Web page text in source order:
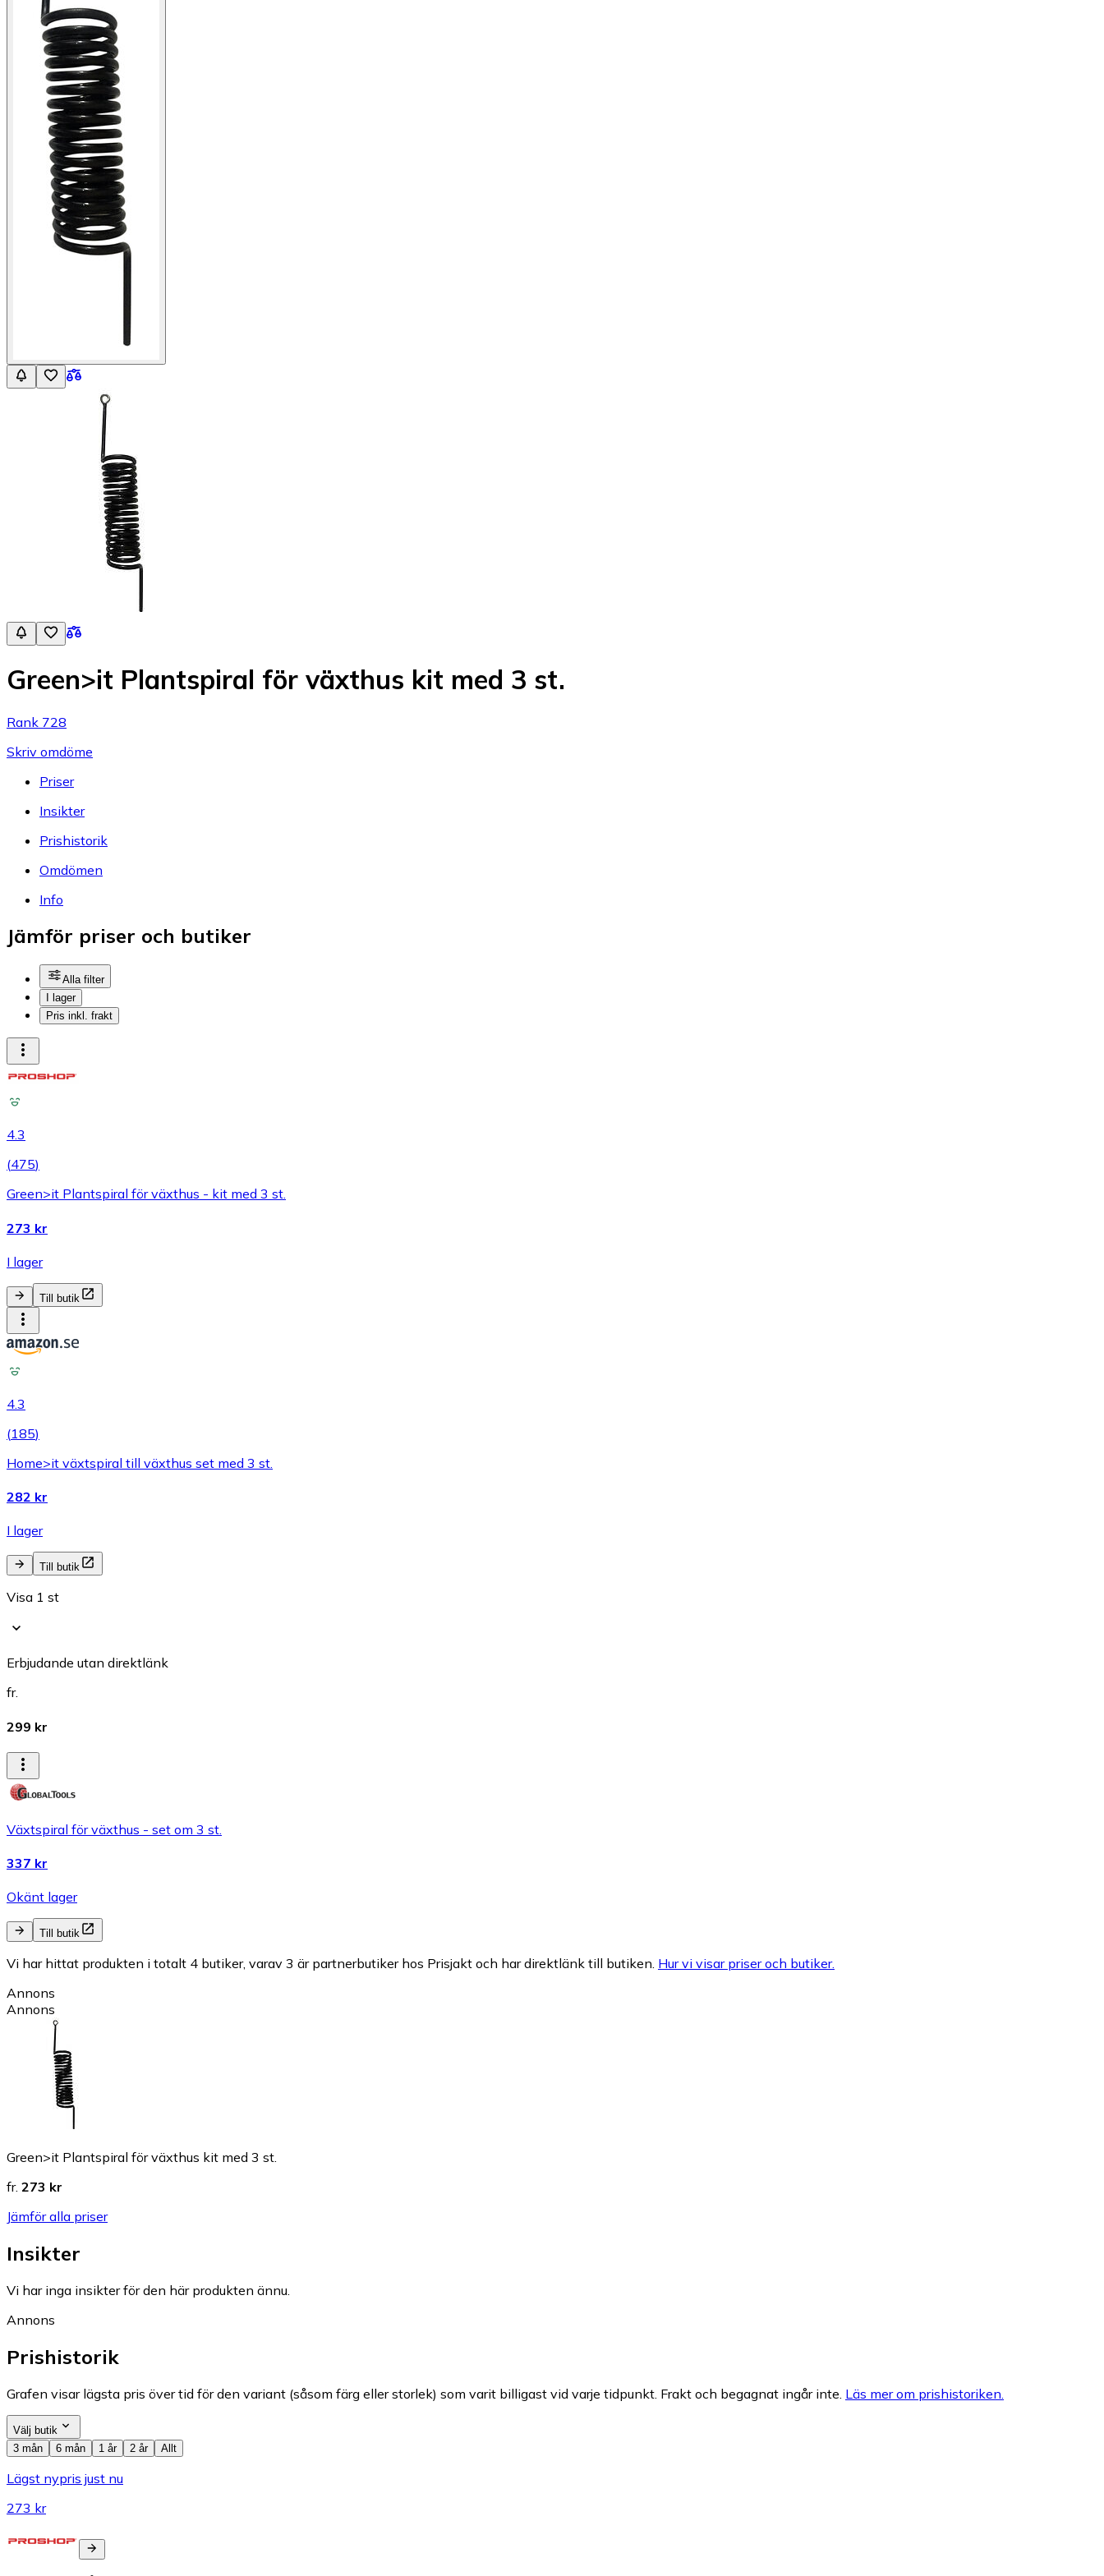
Green>it Plantspiral för växthus kit med 3 st.
Rank 728
Skriv omdöme
Priser
Insikter
Prishistorik
Omdömen
Info
Jämför priser och butiker
Alla filter
I lager
Pris inkl. frakt
4.3
(475)
Green>it Plantspiral för växthus - kit med 3 st.
273 kr
I lager
Till butik
4.3
(185)
Home>it växtspiral till växthus set med 3 st.
282 kr
I lager
Till butik
Visa 1 st
Erbjudande utan direktlänk
fr.
299 kr
Växtspiral för växthus - set om 3 st.
337 kr
Okänt lager
Till butik
Vi har hittat produkten i totalt 4 butiker, varav 3 är partnerbutiker hos Prisjakt och har direktlänk till butiken. Hur vi visar priser och butiker.
Annons
Annons
Green>it Plantspiral för växthus kit med 3 st.
fr. 273 kr
Jämför alla priser
Insikter
Vi har inga insikter för den här produkten ännu.
Annons
Prishistorik
Grafen visar lägsta pris över tid för den variant (såsom färg eller storlek) som varit billigast vid varje tidpunkt. Frakt och begagnat ingår inte. Läs mer om prishistoriken.
Välj butik
3 mån
6 mån 1 år 2 år Allt
Lägst nypris just nu
273 kr